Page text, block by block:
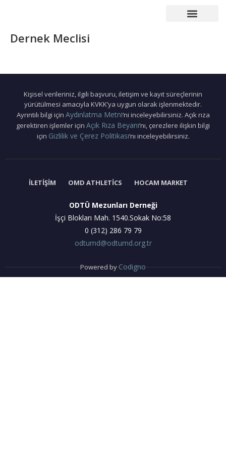
Dernek Meclisi
Kişisel verileriniz, ilgili başvuru, iletişim ve kayıt süreçlerinin
yürütülmesi amacıyla KVKK’ya uygun olarak işlenmektedir.
Ayrıntılı bilgi için Aydınlatma Metni‘ni inceleyebilirsiniz. Açık rıza
gerektiren işlemler için Açık Rıza Beyanı‘nı, çerezlere ilişkin bilgi
için Gizlilik ve Çerez Politikası‘nı inceleyebilirsiniz.
İLETIŞIM OMD ATHLETICS HOCAM MARKET
ODTÜ Mezunları Derneği
İşçi Blokları Mah. 1540.Sokak No:58
0 (312) 286 79 79
odtumd@odtumd.org.tr
Powered byCodigno